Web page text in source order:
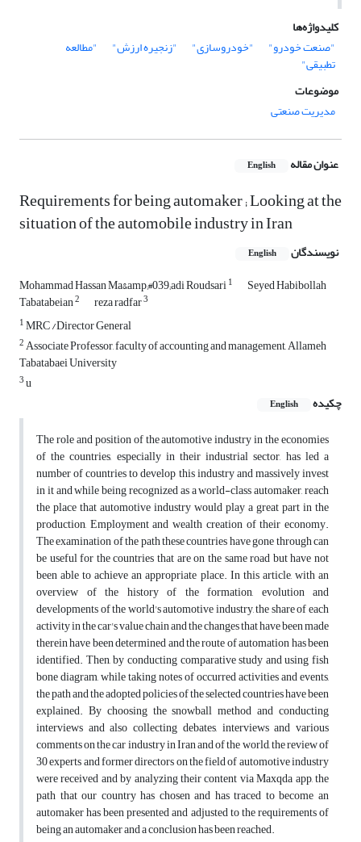
کلیدواژه‌ها
"صنعت خودرو"
"خودروسازی" "زنجیره ارزش" "مطالعه
تطبیقی"
موضوعات
مدیریت صنعتی
عنوان مقاله English
Requirements for being automaker ; Looking at the
situation of the automobile industry in Iran
نویسندگان English
Mohammad Hassan Ma&amp;#039;adi Roudsari1 Seyed Habibollah
Tabatabeian2 reza radfar3
1MRC /Director General
2Associate Professor, faculty of accounting and management, Allameh
Tabatabaei University
3u
چکیده
English
The role and position of the automotive industry in the economies
of the countries, especially in their industrial sector, has led a
number of countries to develop this industry and massively invest
in it and while being recognized as a world-class automaker, reach
the place that automotive industry would play a great part in the
production, Employment and wealth creation of their economy.
The examination of the path these countries have gone through can
be useful for the countries that are on the same road but have not
been able to achieve an appropriate place. In this article, with an
overview of the history of the formation, evolution and
developments of the world's automotive industry, the share of each
activity in the car's value chain and the changes that have been made
therein have been determined and the route of automation has been
identified. Then, by conducting comparative study and using fish
bone diagram, while taking notes of occurred activities and events,
the path and the adopted policies of the selected countries have been
explained. By choosing the snowball method and conducting
interviews and also collecting debates, interviews and various
comments on the car industry in Iran and of the world, the review of
30 experts and former directors on the field of automotive industry
were received and by analyzing their content via Maxqda app, the
path that our country has chosen and has traced to become an
automaker has been presented and adjusted to the requirements of
being an automaker and a conclusion has been reached.